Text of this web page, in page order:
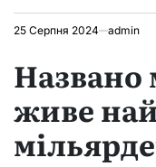
25 Серпня 2024 admin
Названо
живе